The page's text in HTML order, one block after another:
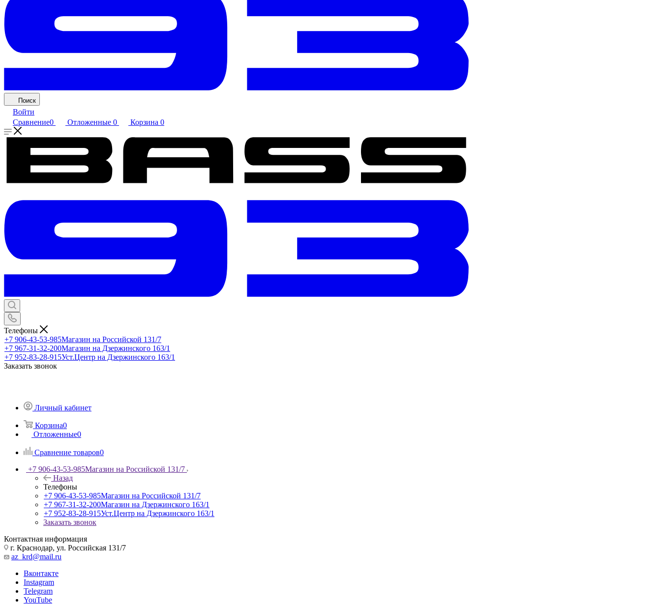
Поиск
Войти
Сравнение0 Отложенные 0 Корзина 0
Телефоны
+7 906-43-53-985Магазин на Российской 131/7
+7 967-31-32-200Магазин на Дзержинского 163/1
+7 952-83-28-915Уст.Центр на Дзержинского 163/1
Заказать звонок
Личный кабинет
Корзина0
Отложенные0
Сравнение товаров0
+7 906-43-53-985Магазин на Российской 131/7
Назад
Телефоны
+7 906-43-53-985Магазин на Российской 131/7
+7 967-31-32-200Магазин на Дзержинского 163/1
+7 952-83-28-915Уст.Центр на Дзержинского 163/1
Заказать звонок
Контактная информация
г. Краснодар, ул. Российская 131/7
az_krd@mail.ru
Вконтакте
Instagram
Telegram
YouTube